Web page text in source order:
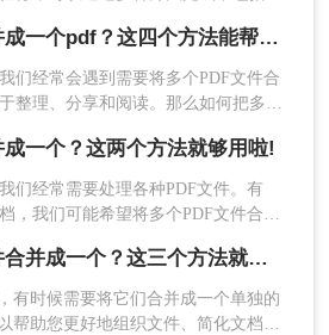
可以编辑处理很多文件，下面
文件就是其中一个功能，操
是使用转转大师PDF转换器合
转换器，安装并打开。
如何把多个pdf合并成一个pdf？这四个方法能帮助大家！
们经常会遇到需要将多个PDF文件合
整理、分享和阅读。那么如何把多个
并。
一个？这两个方法就够用啦!
们经常需要处理各种PDF文件。有
，我们可能希望将多个PDF文件合并
如何将两个pdf文件合并成一个？这三个方法就够用啦！
有时候需要将它们合并成一个单独的
帮助您更好地组织文件、简化文档管